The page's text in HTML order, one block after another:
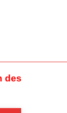
des